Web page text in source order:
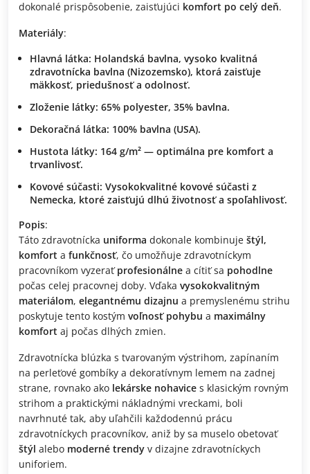
dokonalé prispôsobenie, zaisťujúci komfort po celý deň.
Materiály:
Hlavná látka: Holandská bavlna, vysoko kvalitná
zdravotnícka bavlna (Nizozemsko), ktorá zaisťuje
mäkkosť, priedušnosťa odolnosť.
Zloženie látky: 65% polyester, 35% bavlna.
Dekoračná látka: 100% bavlna (USA).
Hustota látky: 164 g/m² — optimálna pre komfort a
trvanlivosť.
Kovové súčasti: Vysokokvalitné kovové súčasti z
Nemecka, ktoré zaisťujú dlhú životnosťa spoľahlivosť.
Popis:
Táto zdravotnícka uniforma dokonale kombinuje štýl,
komfort a funkčnosť, čo umožňuje zdravotníckym
pracovníkom vyzeraťprofesionálne a cítiť sa pohodlne
počas celej pracovnej doby. Vďaka vysokokvalitným
materiálom, elegantnému dizajnu a premyslenému strihu
poskytuje tento kostým voľnosť pohybu a maximálny
komfort aj počas dlhých zmien.
Zdravotnícka blúzka s tvarovaným výstrihom, zapínaním
na perleťové gombíky a dekoratívnym lemem na zadnej
strane, rovnako ako lekárske nohavice s klasickým rovným
strihom a praktickými nákladnými vreckami, boli
navrhnuté tak, aby uľahčili každodennú prácu
zdravotníckych pracovníkov, aniž by sa muselo obetovať
štýl alebo moderné trendy v dizajne zdravotníckych
uniforiem.